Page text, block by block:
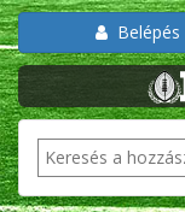
Belépés